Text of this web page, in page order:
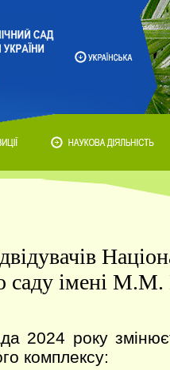
саду імені
2024 року
комплексу: